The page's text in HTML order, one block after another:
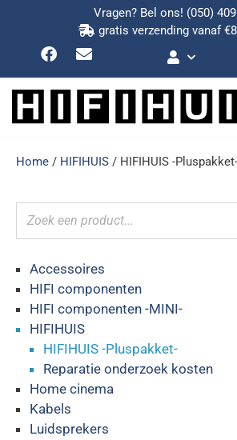
Vragen? Bel ons! (050)
gratis verzending vanaf
Home / HIFIHUIS / HIFIHUIS -Pluspakket-
Accessoires
HIFI componenten
HIFI componenten -MINI-
HIFIHUIS
HIFIHUIS -Pluspakket-
Reparatie onderzoek kosten
Home cinema
Kabels
Luidsprekers